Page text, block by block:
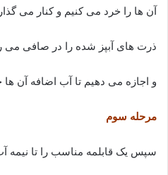
آن ها را خرد می کنیم و کنار می
ذرت های آبپز شده را در صافی می
و اجازه می دهیم تا آب اضافه آن
مرحله سوم
سپس یک قابلمه مناسب را تا نیمه